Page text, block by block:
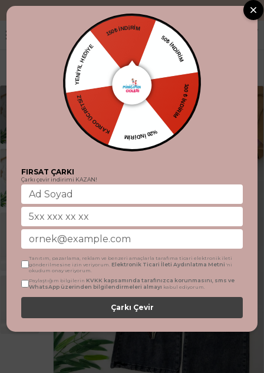
"Aynı gün
150₺ İNDİRİM
50₺ İNDİRİM
100 ₺ İNDİRİM
%20 İNDİRİM
KARGO ÜCRETSİZ
YENİYIL HEDİYE
FIRSAT ÇARKI
Çarkı çevir indirimi KAZAN!
Tanıtım, pazarlama, reklam ve benzeri amaçlarla tarafıma ticari elektronik ileti
gönderilmesine izin veriyorum. Elektronik Ticari İleti Aydınlatma Metni 'ni
okudum onay veriyorum.
Paylaştığım bilgilerin KVKK kapsamında tarafınızca korunmasını, sms ve
WhatsApp üzerinden bilgilendirmeleri almayı kabul ediyorum.
Çarkı Çevir